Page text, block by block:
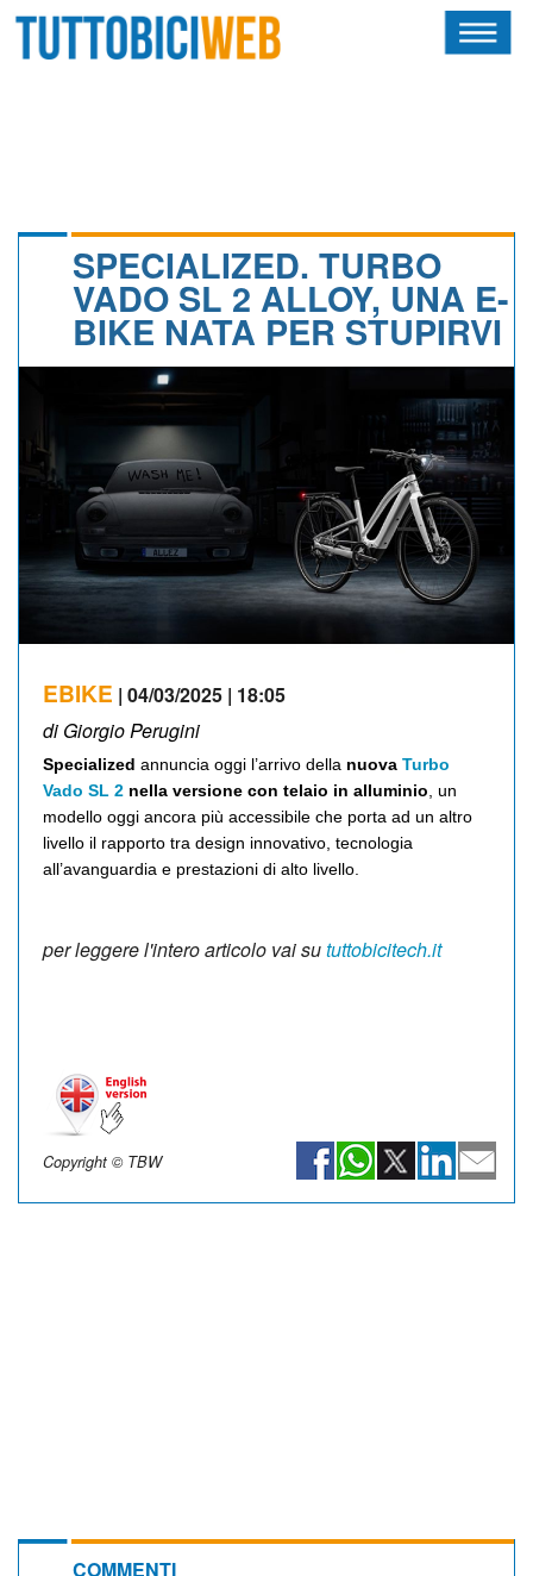
CALENDARIO
NEWSLETTER
SPECIALIZED. TURBO
VADO SL 2 ALLOY, UNA E-
BIKE NATA PER STUPIRVI
EBIKE | 04/03/2025 | 18:05
di Giorgio Perugini
Specialized annuncia oggi l’arrivo della nuova Turbo
Vado SL 2 nella versione con telaio in alluminio , un
modello oggi ancora più accessibile che porta ad un altro
livello il rapporto tra design innovativo, tecnologia
all’avanguardia e prestazioni di alto livello.
per leggere l'intero articolo vai sututtobicitech.it
Copyright © TBW
COMMENTI